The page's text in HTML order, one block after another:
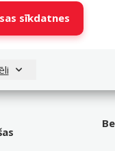
sīkdatnes